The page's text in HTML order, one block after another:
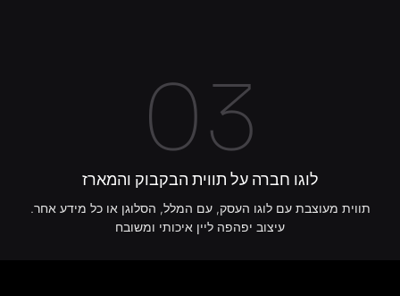
03
לוגו חברה על תווית הבקבוק והמארז
תווית מעוצבת עם לוגו העסק, עם המלל, הסלוגן או כל מידע אחר.
עיצוב יפהפה ליין איכותי ומשובח